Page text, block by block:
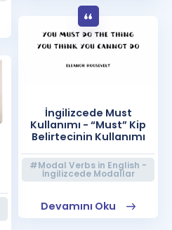
İngilizcede Must
Kullanımı - “Must” Kip
Belirtecinin Kullanımı
#Modal Verbs in English -
İngilizcede Modallar
Devamını Oku